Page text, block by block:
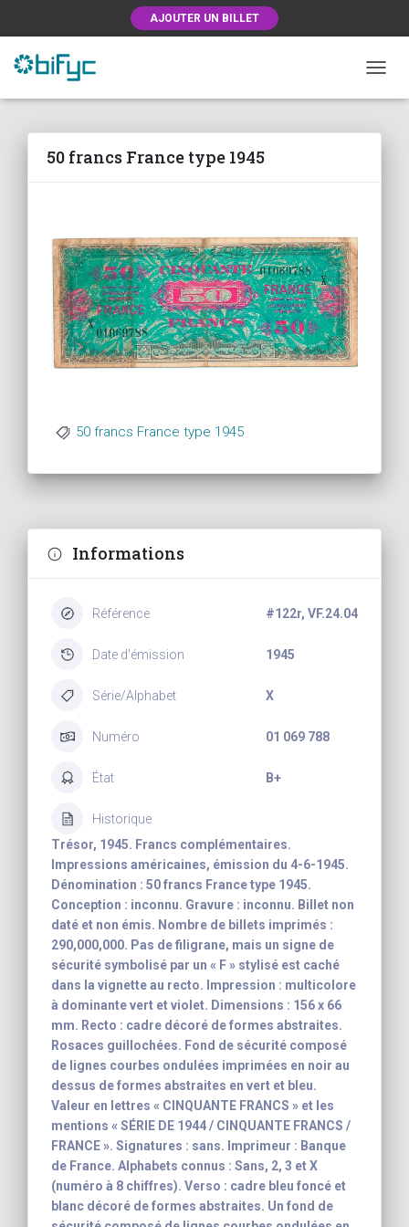
AJOUTER UN BILLET
50 francs France type 1945
50 francs France type 1945
Informations
Référence #122r, VF.24.04
Date d'émission 1945
Série/Alphabet X
Numéro 01 069 788
État B+
Historique
Trésor, 1945. Francs complémentaires.
Impressions américaines, émission du 4-6-1945.
Dénomination : 50 francs France type 1945.
Conception : inconnu. Gravure : inconnu. Billet non
daté et non émis. Nombre de billets imprimés :
290,000,000. Pas de filigrane, mais un signe de
sécurité symbolisé par un « F » stylisé est caché
dans la vignette au recto. Impression : multicolore
à dominante vert et violet. Dimensions : 156 x 66
mm. Recto : cadre décoré de formes abstraites.
Rosaces guillochées. Fond de sécurité composé
de lignes courbes ondulées imprimées en noir au
dessus de formes abstraites en vert et bleu.
Valeur en lettres « CINQUANTE FRANCS » et les
mentions « SÉRIE DE 1944 / CINQUANTE FRANCS /
FRANCE ». Signatures : sans. Imprimeur : Banque
de France. Alphabets connus : Sans, 2, 3 et X
(numéro à 8 chiffres). Verso : cadre bleu foncé et
blanc décoré de formes abstraites. Un fond de